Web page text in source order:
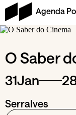
Agenda
O Saber
31Jan
Serralves